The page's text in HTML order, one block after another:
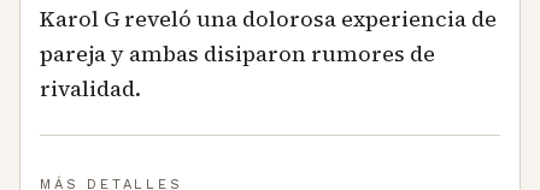
Karol G reveló una dolorosa experiencia de
pareja y ambas disiparon rumores de
rivalidad.
MÁS DETALLES